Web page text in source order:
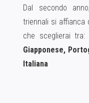
Dal secondo
triennali si affianca
che sceglierai
Giapponese,
Italiana